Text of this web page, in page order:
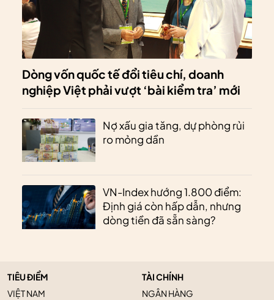
Dòng vốn quốc tế đổi tiêu chí, doanh
nghiệp Việt phải vượt ‘bài kiểm tra’ mới
Nợ xấu gia tăng, dự phòng rủi
ro mỏng dần
VN-Index hướng 1.800 điểm:
Định giá còn hấp dẫn, nhưng
dòng tiền đã sẵn sàng?
TIÊU ĐIỂM
VIỆT NAM
TÀI CHÍNH
NGÂN HÀNG